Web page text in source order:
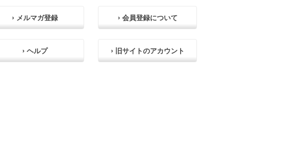
› メルマガ登録 › 会員登録について
› ヘルプ › 旧サイトのアカウント